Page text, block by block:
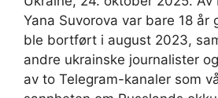
Yana Suvorova var bare 18 år
ble bortført i august 2023,
andre ukrainske journalister
av to Telegram-kanaler som